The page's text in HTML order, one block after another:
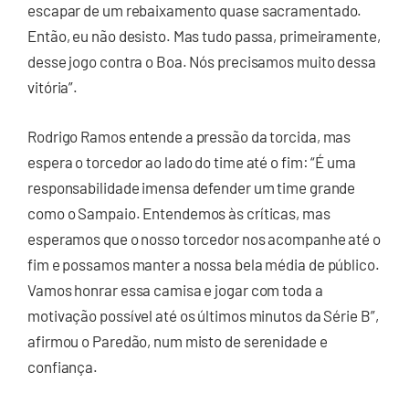
escapar de um rebaixamento quase sacramentado.
Então, eu não desisto. Mas tudo passa, primeiramente,
desse jogo contra o Boa. Nós precisamos muito dessa
vitória”.
Rodrigo Ramos entende a pressão da torcida, mas
espera o torcedor ao lado do time até o fim: “É uma
responsabilidade imensa defender um time grande
como o Sampaio. Entendemos às críticas, mas
esperamos que o nosso torcedor nos acompanhe até o
fim e possamos manter a nossa bela média de público.
Vamos honrar essa camisa e jogar com toda a
motivação possível até os últimos minutos da Série B”,
afirmou o Paredão, num misto de serenidade e
confiança.